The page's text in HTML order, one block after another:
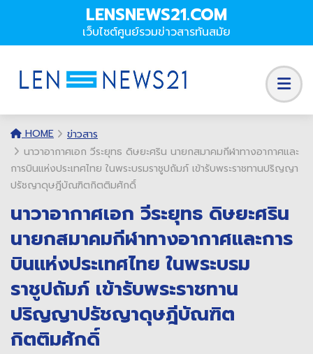
LENSNEWS21.COM
เว็บไซต์ศูนย์รวมข่าวสารทันสมัย
HOME
ข่าวสาร
นาวาอากาศเอก วีระยุทธ ดิษยะศริน นายกสมาคมกีฬาทางอากาศและ
การบินแห่งประเทศไทย ในพระบรมราชูปถัมภ์ เข้ารับพระราชทานปริญญา
ปรัชญาดุษฎีบัณฑิตกิตติมศักดิ์
นาวาอากาศเอก วีระยุทธ ดิษยะศริน
นายกสมาคมกีฬาทางอากาศและการ
บินแห่งประเทศไทย ในพระบรม
ราชูปถัมภ์ เข้ารับพระราชทาน
ปริญญาปรัชญาดุษฎีบัณฑิต
กิตติมศักดิ์